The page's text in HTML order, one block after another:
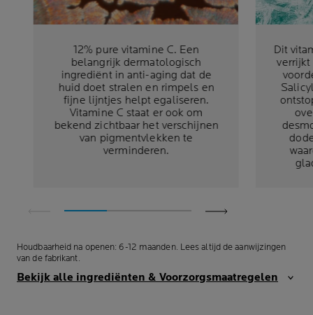
12% pure vitamine C. Een
belangrijk dermatologisch
ingrediënt in anti-aging dat de
huid doet stralen en rimpels en
fijne lijntjes helpt egaliseren.
Vitamine C staat er ook om
bekend zichtbaar het verschijnen
van pigmentvlekken te
verminderen.
Dit
verrijkt
Houdbaarheid na openen: 6-12 maanden. Lees altijd de aanwijzingen
van de fabrikant.
Bekijk alle ingrediënten & Voorzorgsmaatregelen